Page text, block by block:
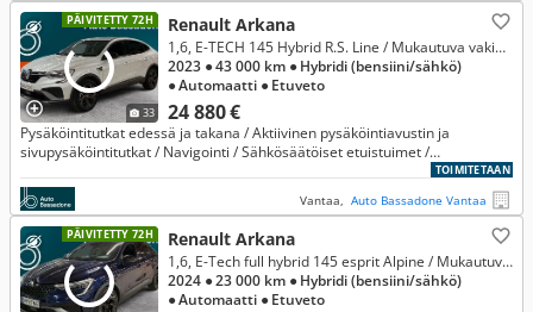
PÄIVITETTY 72H
33
Renault Arkana
24 880 €
1,6, E-TECH 145 Hybrid R.S. Line / Mukautuva vakionopeudensäädin / Peruutuskamera / LED ++ *** Korkotarjous 1,49% + kulut
2023 ● 43 000 km ● Hybridi (bensiini/sähkö)
● Automaatti ● Etuveto
Pysäköintitutkat edessä ja takana / Aktiivinen pysäköintiavustin ja
sivupysäköintitutkat / Navigointi / Sähkösäätöiset etuistuimet /
TOIMITETAAN
Vantaa, Auto Bassadone Vantaa
PÄIVITETTY 72H Renault Arkana
1,6, E-Tech full hybrid 145 esprit Alpine / Mukautuva vakionopeudensäädin / 360-kamera / BOSE ++ *** Korkotarjous 1,49% + kul
2024 ● 23 000 km ● Hybridi (bensiini/sähkö)
● Automaatti ● Etuveto